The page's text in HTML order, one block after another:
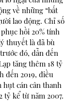
về những “bất
lao động. Chỉ số
hồi 20% tính
thuyết là đã bù
đó, dẫn đến
tăng thêm 18 tỷ
đến 2019, điều
hụt cán cân thanh
tỷ kể từ năm 2007.